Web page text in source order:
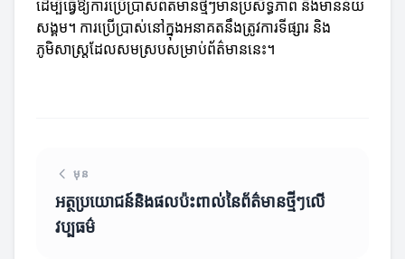
ដើម្បីធ្វើឱ្យការប្រើប្រាស់ព័ត៌មានថ្មីៗមានប្រសិទ្ធភាព និងមានន័យ
សង្គម។ ការប្រើប្រាស់នៅក្នុងអនាគតនឹងត្រូវការទីផ្សារ និង
ភូមិសាស្ត្រដែលសមស្របសម្រាប់ព័ត៌មាននេះ។
មុន
អត្ថប្រយោជន៍និងផលប៉ះពាល់នៃព័ត៌មានថ្មីៗលើ
វប្បធម៌